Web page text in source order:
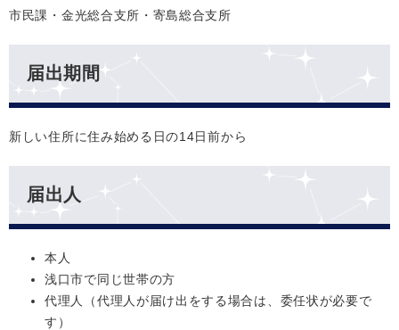
市民課・金光総合支所・寄島総合支所
届出期間
新しい住所に住み始める日の14日前から
届出人
本人
浅口市で同じ世帯の方
代理人（代理人が届け出をする場合は、委任状が必要で
す）